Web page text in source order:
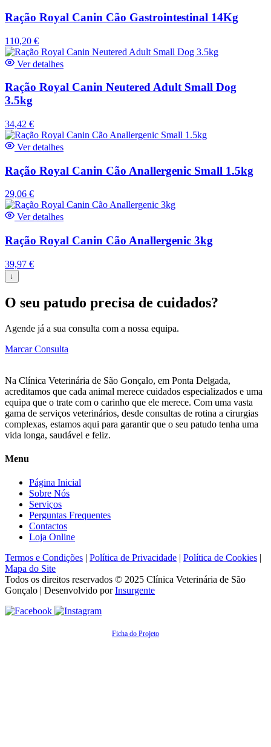
Ração Royal Canin Cão Gastrointestinal 14Kg
110,20 €
Ver detalhes
Ração Royal Canin Neutered Adult Small Dog
3.5kg
34,42 €
Ver detalhes
Ração Royal Canin Cão Anallergenic Small 1.5kg
29,06 €
Ver detalhes
Ração Royal Canin Cão Anallergenic 3kg
39,97 €
↓
O seu patudo precisa de cuidados?
Agende já a sua consulta com a nossa equipa.
Marcar Consulta
Na Clínica Veterinária de São Gonçalo, em Ponta Delgada,
acreditamos que cada animal merece cuidados especializados e uma
equipa que o trate com o carinho que ele merece. Com uma vasta
gama de serviços veterinários, desde consultas de rotina a cirurgias
complexas, estamos aqui para garantir que o seu patudo tenha uma
vida longa, saudável e feliz.
Menu
Página Inicial
Sobre Nós
Serviços
Perguntas Frequentes
Contactos
Loja Online
Termos e Condições | Política de Privacidade | Política de Cookies |
Mapa do Site
Todos os direitos reservados © 2025 Clínica Veterinária de São
Gonçalo | Desenvolvido porInsurgente
Ficha do Projeto